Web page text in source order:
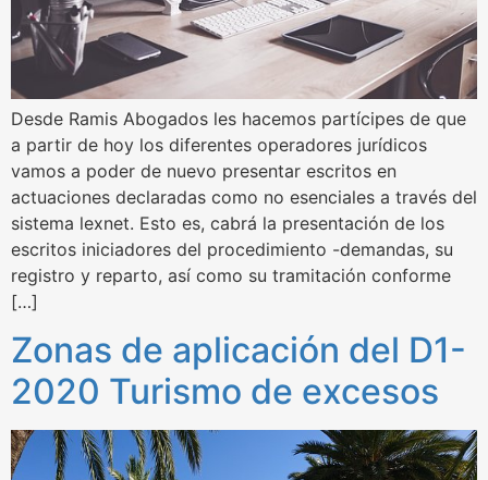
Desde Ramis Abogados les hacemos partícipes de que
a partir de hoy los diferentes operadores jurídicos
vamos a poder de nuevo presentar escritos en
actuaciones declaradas como no esenciales a través del
sistema lexnet. Esto es, cabrá la presentación de los
escritos iniciadores del procedimiento -demandas, su
registro y reparto, así como su tramitación conforme
[…]
Zonas de aplicación del D1-
2020 Turismo de excesos